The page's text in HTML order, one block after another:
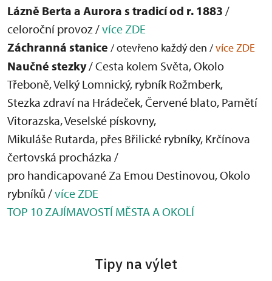
Lázně Berta a Aurora s tradicí od r. 1883 /
celoroční provoz /více ZDE
Záchranná stanice / otevřeno každý den /více ZDE
Naučné stezky/ Cesta kolem Světa, Okolo
Třeboně, Velký Lomnický, rybník Rožmberk,
Stezka zdraví na Hrádeček, Červené blato, Pamětí
Vitorazska, Veselské pískovny,
Mikuláše Rutarda, přes Břilické rybníky, Krčínova
čertovská procházka /
pro handicapované Za Emou Destinovou, Okolo
rybníků /více ZDE
TOP 10 ZAJÍMAVOSTÍ MĚSTA A OKOLÍ
Tipy na výlet